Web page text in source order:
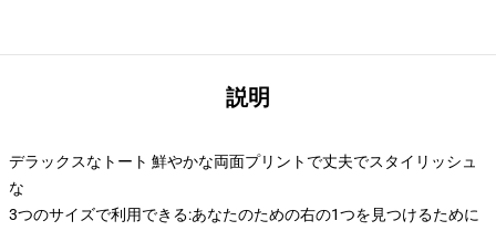
説明
デラックスなトート 鮮やかな両面プリントで丈夫でスタイリッシュ
な
3つのサイズで利用できる:あなたのための右の1つを見つけるために